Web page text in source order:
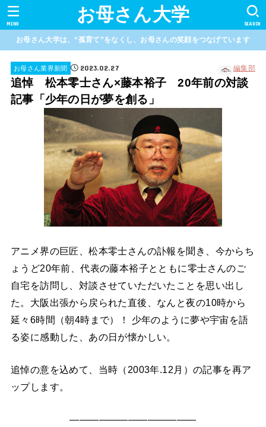
お母さん大学 SEARCH
MENU
お母さん大学は、“孤育て”をなくし、お母さんの笑顔をつなげています
お母さん業界新聞 2023.02.27 編集部
追悼 松本零士さん×藤本裕子 20年前の対談
記事「少年の日が夢を創る」
アニメ界の巨匠、松本零士さんの訃報を聞き、今からち
ょうど20年前、代表の藤本裕子とともに零士さんのご
自宅を訪問し、対談させていただいたことを思い出し
た。大阪出張から戻られた直後、なんと夜の10時から
延々6時間（朝4時まで）！ 少年のように夢や宇宙を語
る姿に感動した、あの日が懐かしい。
追悼の意を込めて、当時（2003年.12月）の記事を再ア
ップします。
—————————————